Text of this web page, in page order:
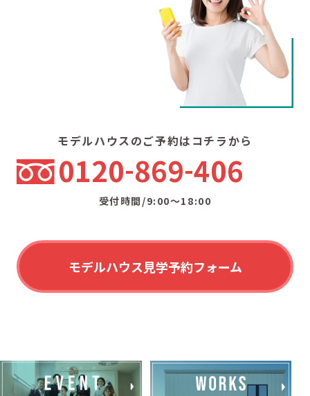
モデルハウスのご予約はコチラから
0120 869 406
受付時間/9:00〜18:00
モデルハウス見学予約フォーム